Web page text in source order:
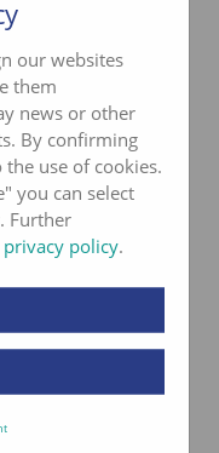
our websites
them
news or other
By confirming
use of cookies.
you can select
Further
privacy policy.